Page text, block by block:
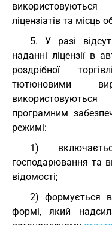
ліцензіатів та місць
5. У разі
наданні ліцензії в
роздрібної
тютюновими
програмним
режимі:
1)
господарювання та
відомості;
2) формується
формі, який